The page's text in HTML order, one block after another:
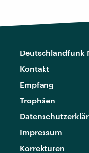
Deutschlandfunk
Kontakt
Empfang
Trophäen
Impressum
Korrekturen